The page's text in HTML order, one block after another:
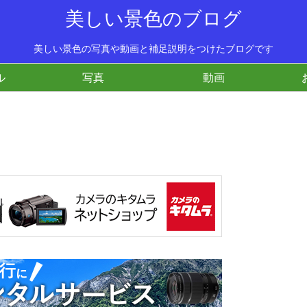
美しい景色のブログ
美しい景色の写真や動画と補足説明をつけたブログです
写真 動画